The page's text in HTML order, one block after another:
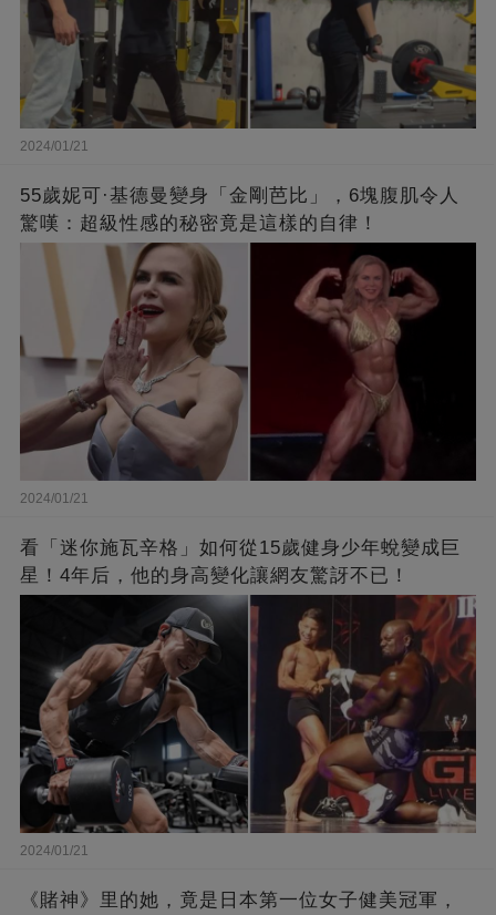
2024/01/21
55歲妮可·基德曼變身「金剛芭比」，6塊腹肌令人
驚嘆：超級性感的秘密竟是這樣的自律！
2024/01/21
看「迷你施瓦辛格」如何從15歲健身少年蛻變成巨
星！4年后，他的身高變化讓網友驚訝不已！
2024/01/21
《賭神》里的她，竟是日本第一位女子健美冠軍，